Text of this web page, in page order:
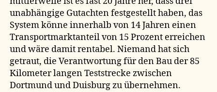
unabhängige Gutachten festgestellt haben, das
System könne innerhalb von 14 Jahren einen
Transportmarktanteil von 15 Prozent erreichen
und wäre damit rentabel. Niemand hat sich
getraut, die Verantwortung für den Bau der 85
Kilometer langen Teststrecke zwischen
Dortmund und Duisburg zu übernehmen.